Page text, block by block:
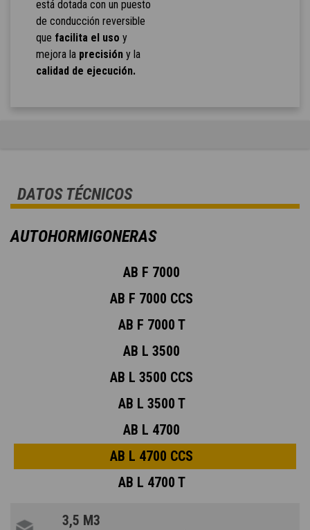
está dotada con un puesto
de conducción reversible
que facilita el uso y
mejora la precisióny la
calidad de ejecución.
DATOS TÉCNICOS
AUTOHORMIGONERAS
AB F 7000
AB F 7000 CCS
AB F 7000 T
AB L 3500
AB L 3500 CCS
AB L 3500 T
AB L 4700
AB L 4700 CCS
AB L 4700 T
3,5 M3